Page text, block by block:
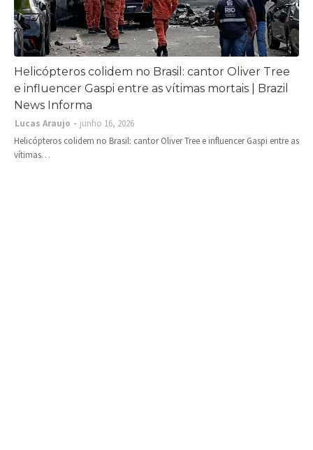
Helicópteros colidem no Brasil: cantor Oliver Tree
e influencer Gaspi entre as vítimas mortais | Brazil
News Informa
Lucas Araujo
junho 16, 2026
Helicópteros colidem no Brasil: cantor Oliver Tree e influencer Gaspi entre as
vítimas…